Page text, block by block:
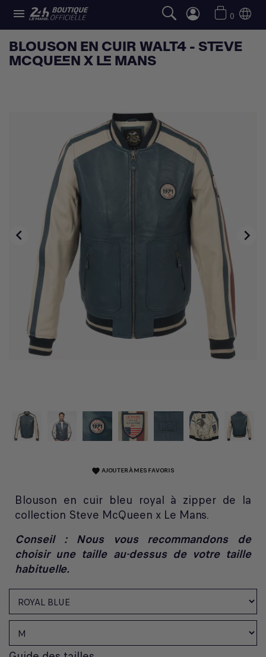
 0
BLOUSON EN CUIR WALT4 - STEVE
MCQUEEN X LE MANS
 
favorite AJOUTER À MES FAVORIS
Blouson en cuir bleu royal à zipper de la
collection Steve McQueen x Le Mans.
Conseil : Nous vous recommandons de
choisir une taille au-dessus de votre taille
habituelle.